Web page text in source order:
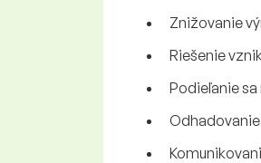
Znižovanie
Riešenie
Podieľanie